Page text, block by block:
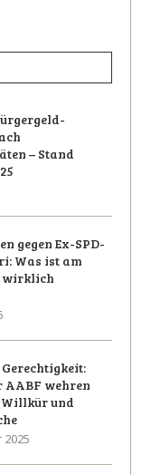
– Stand
gegen Ex-SPD-
Was ist am
wirklich
AABF wehren
Willkür und